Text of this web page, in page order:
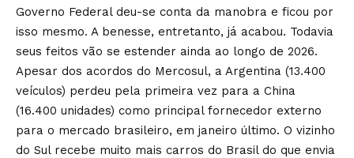
Governo Federal deu-se conta da manobra e ficou por
isso mesmo. A benesse, entretanto, já acabou. Todavia
seus feitos vão se estender ainda ao longo de 2026.
Apesar dos acordos do Mercosul, a Argentina (13.400
veículos) perdeu pela primeira vez para a China
(16.400 unidades) como principal fornecedor externo
para o mercado brasileiro, em janeiro último. O vizinho
do Sul recebe muito mais carros do Brasil do que envia